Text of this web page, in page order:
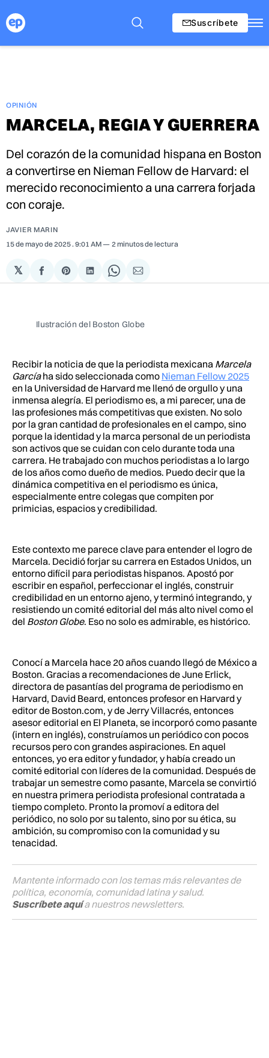
Suscríbete
OPINIÓN
MARCELA, REGIA Y GUERRERA
Del corazón de la comunidad hispana en Boston
a convertirse en Nieman Fellow de Harvard: el
merecido reconocimiento a una carrera forjada
con coraje.
JAVIER MARIN
15 de mayo de 2025. 9:01 AM 2 minutos de lectura
𝕏
Compartir
en
Share
on
Compartir
en
Share
on
Compartir
via
Ilustración del Boston Globe
Recibir la noticia de que la periodista mexicana Marcela
Garcíaha sido seleccionada como Nieman Fellow 2025
en la Universidad de Harvard me llenó de orgullo y una
inmensa alegría. El periodismo es, a mi parecer, una de
las profesiones más competitivas que existen. No solo
por la gran cantidad de profesionales en el campo, sino
porque la identidad y la marca personal de un periodista
son activos que se cuidan con celo durante toda una
carrera. He trabajado con muchos periodistas a lo largo
de los años como dueño de medios. Puedo decir que la
dinámica competitiva en el periodismo es única,
especialmente entre colegas que compiten por
primicias, espacios y credibilidad.
Este contexto me parece clave para entender el logro de
Marcela. Decidió forjar su carrera en Estados Unidos, un
entorno difícil para periodistas hispanos. Apostó por
escribir en español, perfeccionar el inglés, construir
credibilidad en un entorno ajeno, y terminó integrando, y
resistiendo un comité editorial del más alto nivel como el
del Boston Globe. Eso no solo es admirable, es histórico.
Conocí a Marcela hace 20 años cuando llegó de México a
Boston. Gracias a recomendaciones de June Erlick,
directora de pasantías del programa de periodismo en
Harvard, David Beard, entonces profesor en Harvard y
editor de Boston.com, y de Jerry Villacrés, entonces
asesor editorial en El Planeta, se incorporó como pasante
(intern en inglés), construíamos un periódico con pocos
recursos pero con grandes aspiraciones. En aquel
entonces, yo era editor y fundador, y había creado un
comité editorial con líderes de la comunidad. Después de
trabajar un semestre como pasante, Marcela se convirtió
en nuestra primera periodista profesional contratada a
tiempo completo. Pronto la promoví a editora del
periódico, no solo por su talento, sino por su ética, su
ambición, su compromiso con la comunidad y su
tenacidad.
Mantente informado con los temas más relevantes de
política, economía, comunidad latina y salud.
Suscríbete aquía nuestros newsletters.